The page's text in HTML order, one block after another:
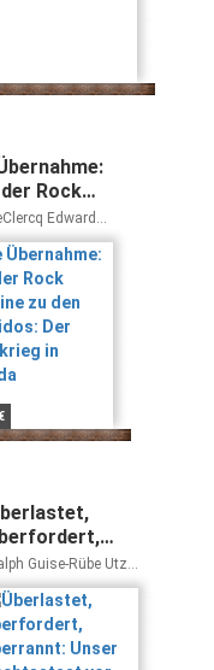
Rock
zu den
Der
in
Edward
vor
Guise-Rübe Utz